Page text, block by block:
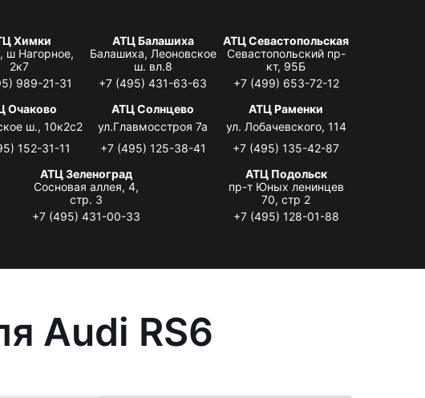
Химки
ш Нагорное,
2к7
989-21-31
АТЦ Балашиха
Балашиха, Леоновское
ш. вл.8
+7 (495) 431-63-63
АТЦ Севастопольская
Севастопольский пр-
кт, 95Б
+7 (499) 653-72-12
Очаково
ш., 10к2с2
152-31-11
АТЦ Солнцево
ул.Главмосстроя 7а
+7 (495) 125-38-41
АТЦ Раменки
ул. Лобачевского, 114
+7 (495) 135-42-87
АТЦ Зеленоград
Сосновая аллея, 4,
стр. 3
+7 (495) 431-00-33
АТЦ Подольск
пр-т Юных ленинцев
70, стр 2
+7 (495) 128-01-88
Audi RS6